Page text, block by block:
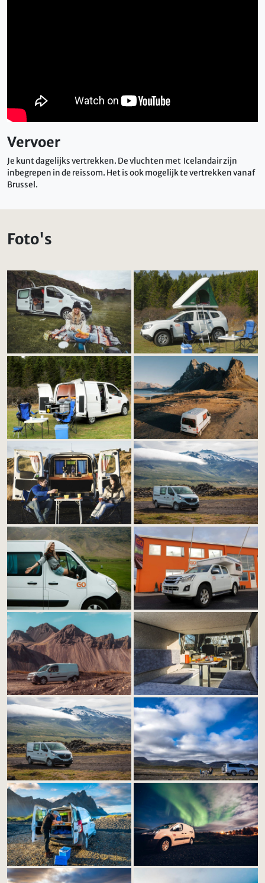
Vervoer
Je kunt dagelijks vertrekken. De vluchten met Icelandair zijn
inbegrepen in de reissom. Het is ook mogelijk te vertrekken vanaf
Brussel.
Foto's